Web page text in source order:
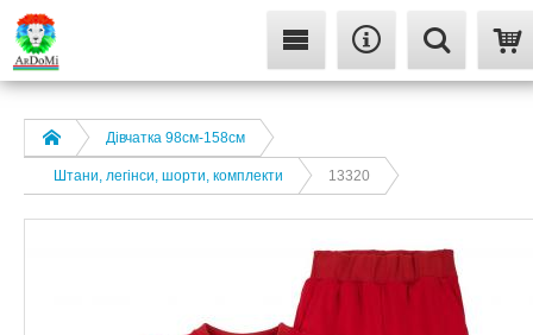
Дівчатка 98cм-158см
Штани, легінси, шорти, комплекти 13320